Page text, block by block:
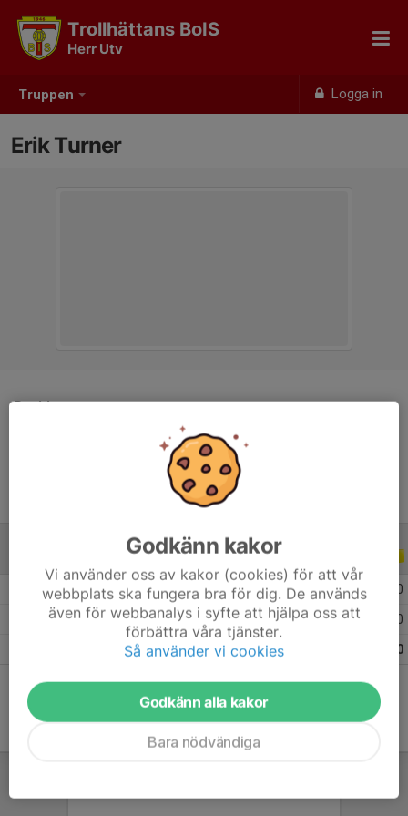
Truppen Logga in
Trollhättans BoIS
Herr Utv
Erik Turner
Position
-
39 år
ALLA ÅR
2026 6 1 1 0
11 1 0
0
Godkänn kakor
Vi använder oss av kakor (cookies) för att vår
webbplats ska fungera bra för dig. De används
även för webbanalys i syfte att hjälpa oss att
förbättra våra tjänster.
Så använder vi cookies
Godkänn alla kakor
Bara nödvändiga